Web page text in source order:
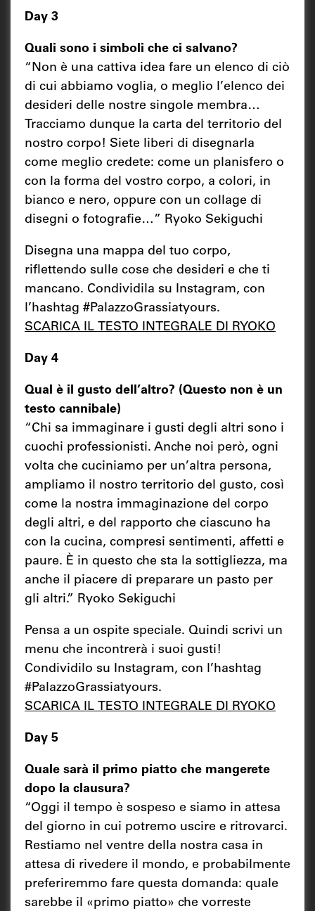
Day 3
Quali sono i simboli che ci salvano?
“Non è una cattiva idea fare un elenco di ciò
di cui abbiamo voglia, o meglio l’elenco dei
desideri delle nostre singole membra…
Tracciamo dunque la carta del territorio del
nostro corpo! Siete liberi di disegnarla
come meglio credete: come un planisfero o
con la forma del vostro corpo, a colori, in
bianco e nero, oppure con un collage di
disegni o fotografie…” Ryoko Sekiguchi
Disegna una mappa del tuo corpo,
riflettendo sulle cose che desideri e che ti
mancano. Condividila su Instagram, con
l’hashtag #PalazzoGrassiatyours.
SCARICA IL TESTO INTEGRALE DI RYOKO
Day 4
Qual è il gusto dell’altro? (Questo non è un
testo cannibale)
“Chi sa immaginare i gusti degli altri sono i
cuochi professionisti. Anche noi però, ogni
volta che cuciniamo per un’altra persona,
ampliamo il nostro territorio del gusto, così
come la nostra immaginazione del corpo
degli altri, e del rapporto che ciascuno ha
con la cucina, compresi sentimenti, affetti e
paure. È in questo che sta la sottigliezza, ma
anche il piacere di preparare un pasto per
gli altri.” Ryoko Sekiguchi
Pensa a un ospite speciale. Quindi scrivi un
menu che incontrerà i suoi gusti!
Condividilo su Instagram, con l’hashtag
#PalazzoGrassiatyours.
SCARICA IL TESTO INTEGRALE DI RYOKO
Day 5
Quale sarà il primo piatto che mangerete
dopo la clausura?
“Oggi il tempo è sospeso e siamo in attesa
del giorno in cui potremo uscire e ritrovarci.
Restiamo nel ventre della nostra casa in
attesa di rivedere il mondo, e probabilmente
preferiremmo fare questa domanda: quale
sarebbe il «primo piatto» che vorreste